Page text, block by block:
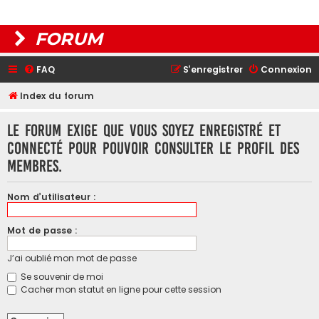
FORUM
FAQ Connexion
S’enregistrer
Index du forum
Le forum exige que vous soyez enregistré et
connecté pour pouvoir consulter le profil des
membres.
Nom d’utilisateur :
Mot de passe :
J’ai oublié mon mot de passe
Se souvenir de moi
Cacher mon statut en ligne pour cette session